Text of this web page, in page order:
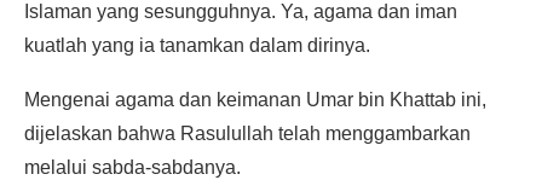
Islaman yang sesungguhnya. Ya, agama dan iman
kuatlah yang ia tanamkan dalam dirinya.
Mengenai agama dan keimanan Umar bin Khattab ini,
dijelaskan bahwa Rasulullah telah menggambarkan
melalui sabda-sabdanya.